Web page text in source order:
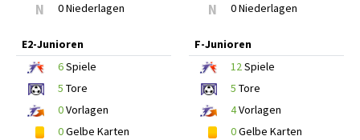
N 0 Niederlagen N 0 Niederlagen
E2-Junioren
6Spiele
5 Tore
0Vorlagen
0Gelbe Karten
F-Junioren
12Spiele
5 Tore
4Vorlagen
0Gelbe Karten